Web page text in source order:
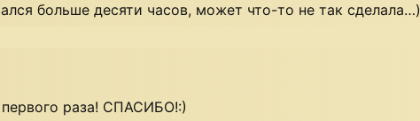
больше десяти часов, может что-то не так сделала…)
раза! СПАСИБО!:)